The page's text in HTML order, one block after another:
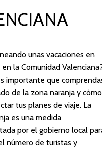
unas vacaciones en
la Comunidad
importante que
de la zona naranja y cómo
tus planes de viaje. La
es una medida
por el gobierno local
número de turistas y